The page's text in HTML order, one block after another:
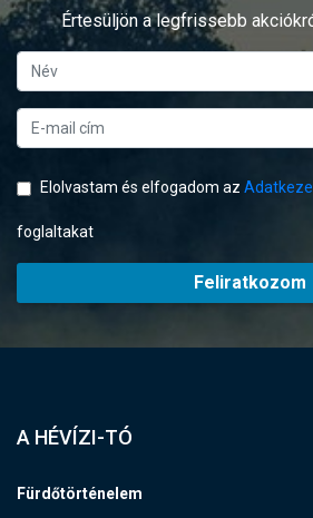
Értesüljön a legfrissebb
Elolvastam és elfogadom az
foglaltakat
Feliratkozom
A HÉVÍZI-TÓ
Fürdőtörténelem